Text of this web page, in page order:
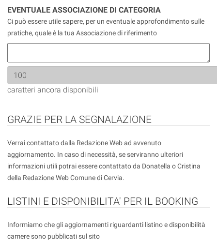
EVENTUALE ASSOCIAZIONE DI CATEGORIA
Ci può essere utile sapere, per un eventuale approfondimento sulle
pratiche, quale è la tua Associazione di riferimento
caratteri ancora disponibili
GRAZIE PER LA SEGNALAZIONE
Verrai contattato dalla Redazione Web ad avvenuto
aggiornamento. In caso di necessità, se serviranno ulteriori
informazioni utili potrai essere contattato da Donatella o Cristina
della Redazione Web Comune di Cervia.
LISTINI E DISPONIBILITA' PER IL BOOKING
Informiamo che gli aggiornamenti riguardanti listino e disponibilità
camere sono pubblicati sul sito